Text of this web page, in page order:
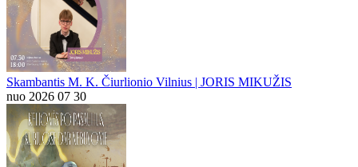
Skambantis M. K. Čiurlionio Vilnius | JORIS MIKUŽIS
nuo 2026 07 30